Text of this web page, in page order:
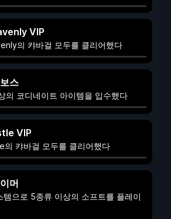
VIP
의 캬바걸 모두를 클리어했다
스
의 코디네이트 아이템을 입수했다
VIP
의 캬바걸 모두를 클리어했다
머
템으로 5종류 이상의 소프트를 플레이